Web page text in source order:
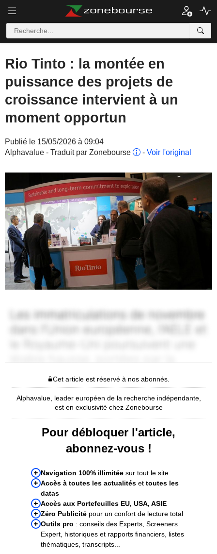
Rio Tinto : la montée en
puissance des projets de
croissance intervient à un
moment opportun
Publié le 15/05/2026 à 09:04
Alphavalue - Traduit par Zonebourse
- Voir l'original
Cet article est réservé à nos abonnés.
Alphavalue, leader européen de la recherche indépendante,
est en exclusivité chez Zonebourse
Pour débloquer l'article,
abonnez-vous !
Navigation 100% illimitée sur tout le site
Accès à toutes les actualités et toutes les
datas
Accès aux Portefeuilles EU, USA, ASIE
Zéro Publicité pour un confort de lecture total
Outils pro : conseils des Experts, Screeners
Expert, historiques et rapports financiers, listes
thématiques, transcripts...